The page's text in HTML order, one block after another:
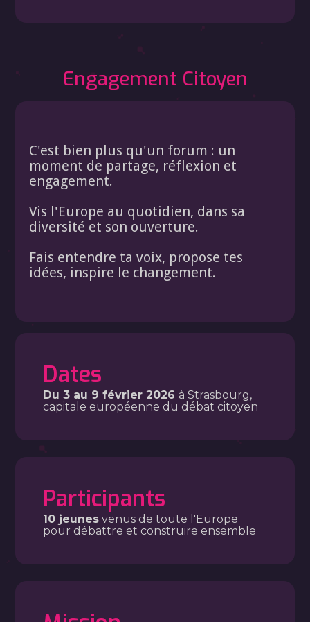
Engagement Citoyen
C'est bien plus qu'un forum : un
moment de partage, réflexion et
engagement.
Vis l'Europe au quotidien, dans sa
diversité et son ouverture.
Fais entendre ta voix, propose tes
idées, inspire le changement.
Dates
Du 3 au 9 février 2026à Strasbourg,
capitale européenne du débat citoyen
Participants
10 jeunes venus de toute l'Europe
pour débattre et construire ensemble